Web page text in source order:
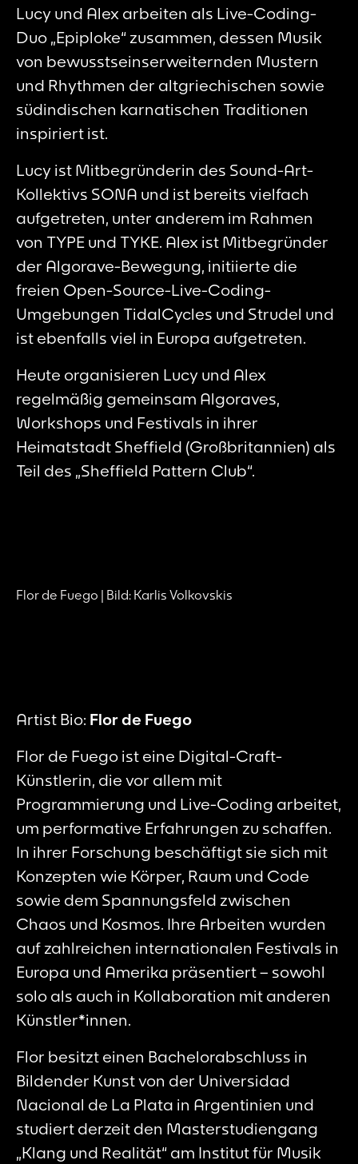
Lucy und Alex arbeiten als Live-Coding-
Duo „Epiploke“ zusammen, dessen Musik
von bewusstseinserweiternden Mustern
und Rhythmen der altgriechischen sowie
südindischen karnatischen Traditionen
inspiriert ist.
Lucy ist Mitbegründerin des Sound-Art-
Kollektivs SONA und ist bereits vielfach
aufgetreten, unter anderem im Rahmen
von TYPE und TYKE. Alex ist Mitbegründer
der Algorave-Bewegung, initiierte die
freien Open-Source-Live-Coding-
Umgebungen TidalCycles und Strudel und
ist ebenfalls viel in Europa aufgetreten.
Heute organisieren Lucy und Alex
regelmäßig gemeinsam Algoraves,
Workshops und Festivals in ihrer
Heimatstadt Sheffield (Großbritannien) als
Teil des „Sheffield Pattern Club“.
Flor de Fuego | Bild: Karlis Volkovskis
Artist Bio: Flor de Fuego
Flor de Fuego ist eine Digital-Craft-
Künstlerin, die vor allem mit
Programmierung und Live-Coding arbeitet,
um performative Erfahrungen zu schaffen.
In ihrer Forschung beschäftigt sie sich mit
Konzepten wie Körper, Raum und Code
sowie dem Spannungsfeld zwischen
Chaos und Kosmos. Ihre Arbeiten wurden
auf zahlreichen internationalen Festivals in
Europa und Amerika präsentiert – sowohl
solo als auch in Kollaboration mit anderen
Künstler*innen.
Flor besitzt einen Bachelorabschluss in
Bildender Kunst von der Universidad
Nacional de La Plata in Argentinien und
studiert derzeit den Masterstudiengang
„Klang und Realität“ am Institut für Musik